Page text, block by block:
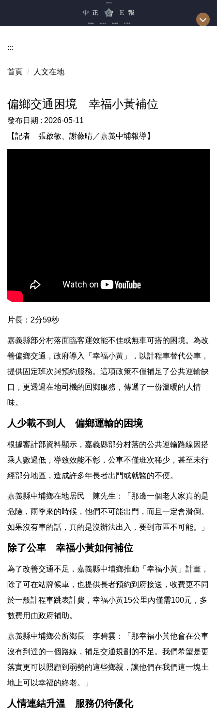
區
:::
首頁 人文在地
偏鄉交通困境 幸福小黃補位
發布日期 : 2026-05-11
【記者 張啟敏、謝薇晴／嘉義中埔報導】
片長：2分59秒
嘉義縣部分村落面臨客運效能不佳或無車可搭的困境。為改
善偏鄉交通，政府導入「幸福小黃」，以計程車替代公車，
提供固定班次與預約服務。這項政策不僅補足了公共運輸缺
口，更透過在地司機的回鄉服務，傳遞了一份溫暖的人情
味。
人少載不到人 偏鄉運輸的困境
根據審計部資料顯示，嘉義縣部分村落的公共運輸路線因搭
乘人數過低，導致效能不彰，公車不僅班次稀少，甚至未行
經部分地區，造成許多年長者出門或就醫的不便。
嘉義縣中埔鄉在地居民 陳先生：「那邊一個老人家真的是
危險，雨季來的時候，他們不可能出門，而且一定會滑倒。
如果沒有車的話，真的是沒辦法出入，要到市區不可能。」
除了公車 幸福小黃如何補位
為了改善交通不足，嘉義縣中埔鄉推動「幸福小黃」計畫，
除了可在站牌候車，也提供長者預約到府接送，收費更不同
於一般計程車跳表計費，幸福小黃15公里內僅需100元，多
數費用由政府補助。
嘉義縣中埔鄉公所鄉長 李碧雲：「那幸福小黃他會在公車
沒有到達的一個路線，補足交通規劃的不足。我們希望是更
落實更可以照顧到弱勢的這些鄉親，讓他們在我們這一塊土
地上可以幸福的終老。」
人情連結升溫 服務仍待優化